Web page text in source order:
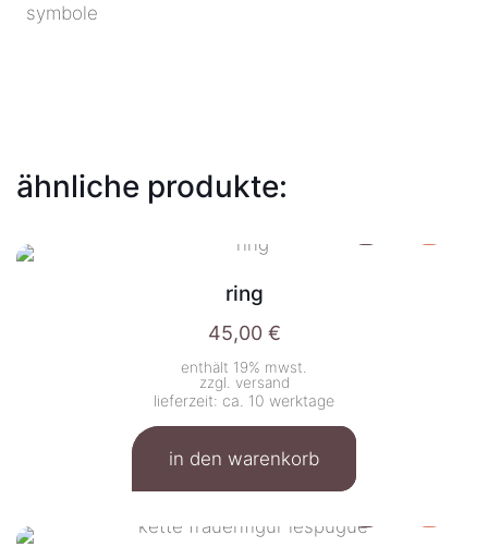
symbole
ähnliche produkte:
ring
45,00 €
enthält 19% mwst.
zzgl. versand
lieferzeit: ca. 10 werktage
in den warenkorb